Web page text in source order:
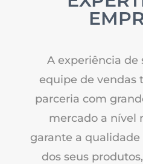
A experiência de
equipe de vendas
parceria com
mercado a nível
garante a
dos seus